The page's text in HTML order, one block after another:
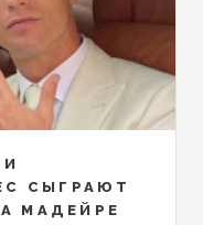
СЫГРАЮТ
МАДЕЙРЕ